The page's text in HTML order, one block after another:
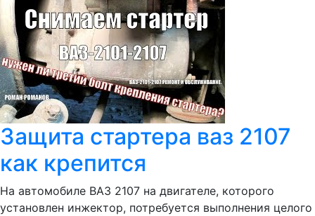
Защита стартера ваз 2107
как крепится
На автомобиле ВАЗ 2107 на двигателе, которого
установлен инжектор, потребуется выполнения целого